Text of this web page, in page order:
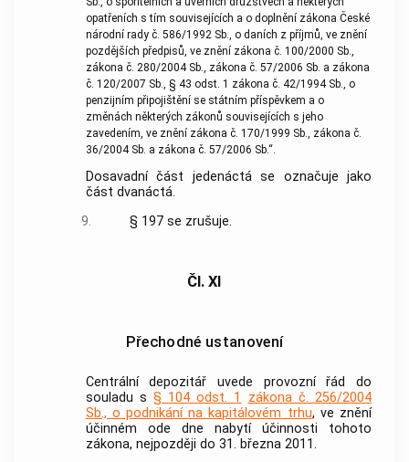
opatřeních s tím souvisejících a o doplnění zákona České
národní rady č. 586/1992 Sb., o daních z příjmů, ve znění
pozdějších předpisů, ve znění zákona č. 100/2000 Sb.,
zákona č. 280/2004 Sb., zákona č. 57/2006 Sb. a zákona
č. 120/2007 Sb., § 43 odst. 1 zákona č. 42/1994 Sb., o
penzijním připojištění se státním příspěvkem a o
změnách některých zákonů souvisejících s jeho
zavedením, ve znění zákona č. 170/1999 Sb., zákona č.
36/2004 Sb. a zákona č. 57/2006 Sb.“.
Dosavadní část jedenáctá se označuje jako
část dvanáctá.
9.
§ 197 se zrušuje.
Čl. XI
Přechodné ustanovení
Centrální depozitář uvede provozní řád do
souladu s § 104 odst. 1
zákona č. 256/2004
Sb., o podnikání na kapitálovém trhu, ve znění
účinném ode dne nabytí účinnosti tohoto
zákona, nejpozději do 31. března 2011.